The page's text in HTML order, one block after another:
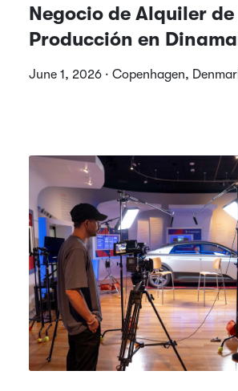
Negocio de Alquiler de
Producción en
June 1, 2026 · Copenhagen,